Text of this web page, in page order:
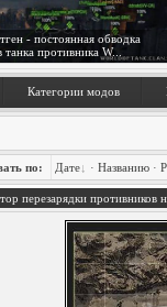
- постоянная обводка
танка противника W...
Категории модов
по: Дате · Названию ·
перезарядки противников